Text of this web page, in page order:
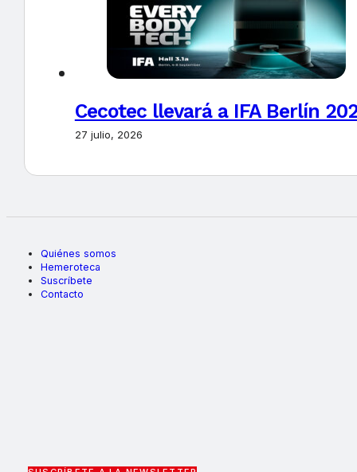
Cecotec llevará a IFA Berlín
27 julio, 2026
Quiénes somos
Hemeroteca
Suscríbete
Contacto